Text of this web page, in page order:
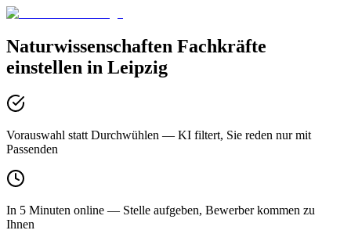
Naturwissenschaften Fachkräfte
einstellen in Leipzig
Vorauswahl statt Durchwühlen — KI filtert, Sie reden nur mit
Passenden
In 5 Minuten online — Stelle aufgeben, Bewerber kommen zu
Ihnen